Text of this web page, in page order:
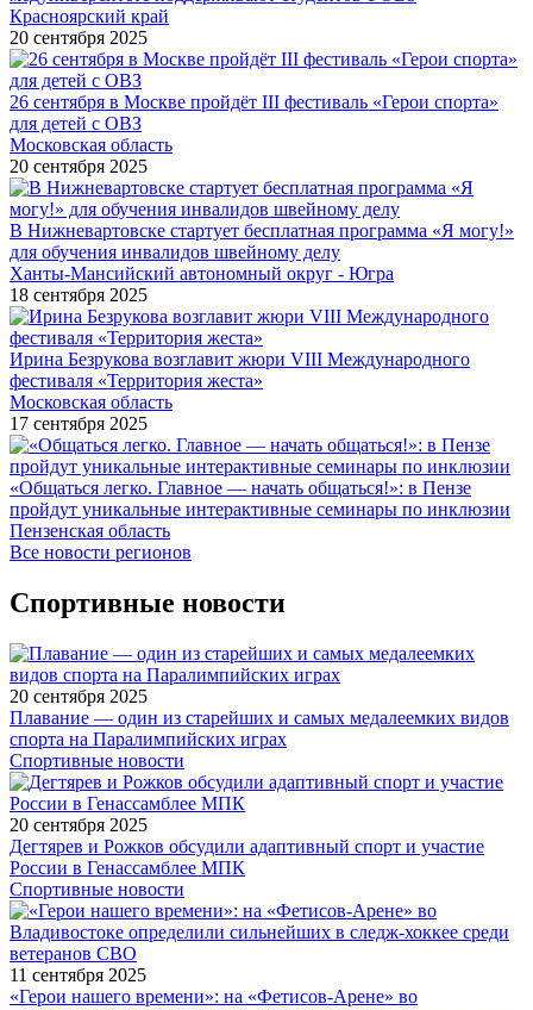
Красноярский край
20 сентября 2025
26 сентября в Москве пройдёт III фестиваль «Герои спорта»
для детей с ОВЗ
Московская область
20 сентября 2025
В Нижневартовске стартует бесплатная программа «Я могу!»
для обучения инвалидов швейному делу
Ханты-Мансийский автономный округ - Югра
18 сентября 2025
Ирина Безрукова возглавит жюри VIII Международного
фестиваля «Территория жеста»
Московская область
17 сентября 2025
«Общаться легко. Главное — начать общаться!»: в Пензе
пройдут уникальные интерактивные семинары по инклюзии
Пензенская область
Все новости регионов
Спортивные новости
20 сентября 2025
Плавание — один из старейших и самых медалеемких видов
спорта на Паралимпийских играх
Спортивные новости
20 сентября 2025
Дегтярев и Рожков обсудили адаптивный спорт и участие
России в Генассамблее МПК
Спортивные новости
11 сентября 2025
«Герои нашего времени»: на «Фетисов-Арене» во